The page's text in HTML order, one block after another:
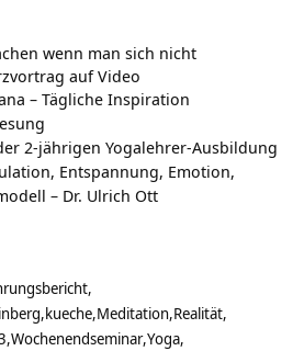
wenn man sich nicht
auf Video
– Tägliche Inspiration
2-jährigen Yogalehrer-Ausbildung
Entspannung, Emotion,
– Dr. Ulrich Ott
kueche Meditation Realität
Wochenendseminar Yoga